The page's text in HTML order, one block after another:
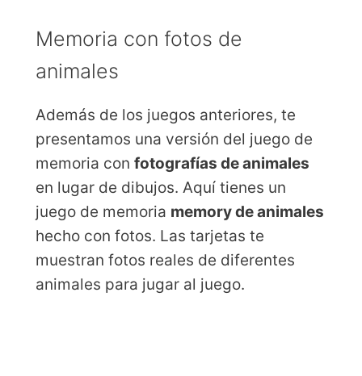
Memoria con fotos de
animales
Además de los juegos anteriores, te
presentamos una versión del juego de
memoria con fotografías de animales
en lugar de dibujos. Aquí tienes un
juego de memoria memory de animales
hecho con fotos. Las tarjetas te
muestran fotos reales de diferentes
animales para jugar al juego.